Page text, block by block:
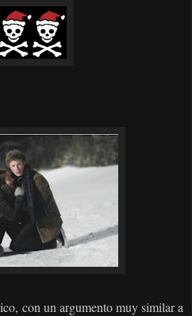
con un argumento muy similar a